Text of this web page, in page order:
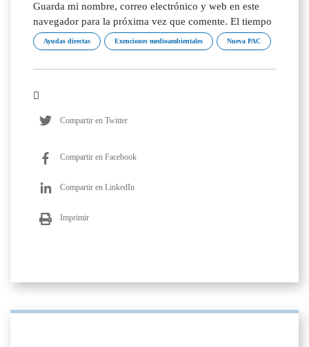
Guarda mi nombre, correo electrónico y web en este
navegador para la próxima vez que comente. El tiempo
Ayudas directas Exenciones medioambientales Nueva PAC
Compartir en Twitter
Compartir en Facebook
Compartir en LinkedIn
Imprimir